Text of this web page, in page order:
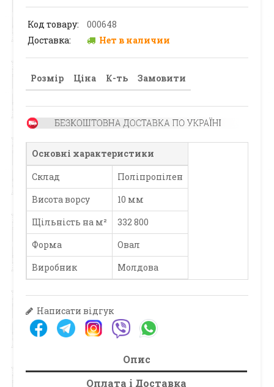
Код товару:
000648
Доставка:
Нет в наличии
Розмір Ціна К-ть Замовити
Основні характеристики
Склад
Поліпропілен
Висота ворсу
10 мм
Щільність на м²
332 800
Форма
Овал
Виробник
Молдова
Написати відгук
Опис
Оплата і Доставка